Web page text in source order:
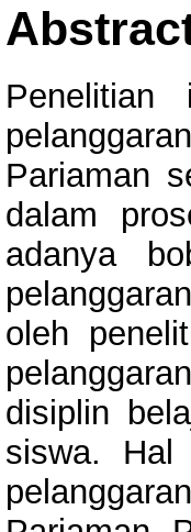
Penelitian
Pariaman
dalam
adanya
oleh
disiplin
siswa. Hal